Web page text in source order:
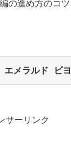
の進め方のコ
エメラルド ビ
サーリンク